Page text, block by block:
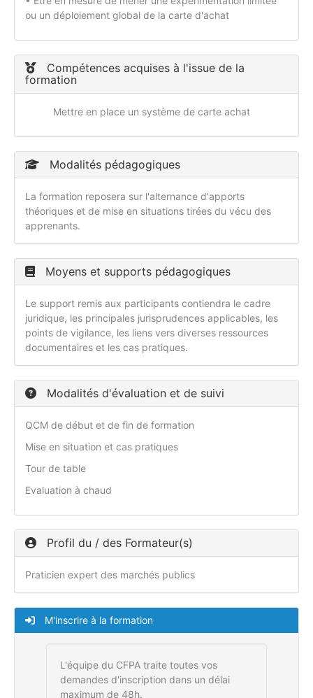
ou un déploiement global de la carte d'achat
Compétences acquises à l'issue de la
formation
Mettre en place un système de carte achat
Modalités pédagogiques
La formation reposera sur l'alternance d'apports
théoriques et de mise en situations tirées du vécu des
apprenants.
Moyens et supports pédagogiques
Le support remis aux participants contiendra le cadre
juridique, les principales jurisprudences applicables, les
points de vigilance, les liens vers diverses ressources
documentaires et les cas pratiques.
Modalités d'évaluation et de suivi
QCM de début et de fin de formation
Mise en situation et cas pratiques
Tour de table
Evaluation à chaud
Profil du / des Formateur(s)
Praticien expert des marchés publics
M'inscrire à la formation
L'équipe du CFPA traite toutes vos
demandes d'inscription dans un délai
maximum de 48h.